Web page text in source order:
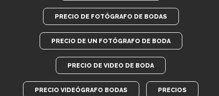
PRECIO DE FOTÓGRAFO DE BODAS
PRECIO DE UN FOTÓGRAFO DE BODA
PRECIO DE VIDEO DE BODA
PRECIO VIDEÓGRAFO BODAS PRECIOS